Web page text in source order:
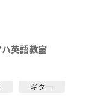
英語教室
ギター